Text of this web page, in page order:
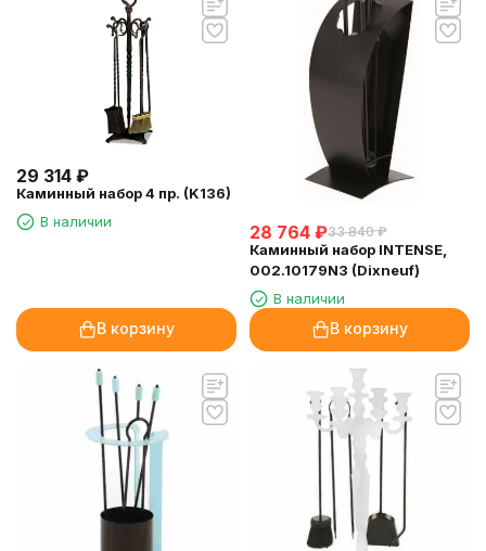
29 314 ₽
Каминный набор 4 пр. (K136)
В наличии
В корзину
28 764 ₽33 840 ₽
Каминный набор INTENSE,
002.10179N3 (Dixneuf)
В наличии
В корзину